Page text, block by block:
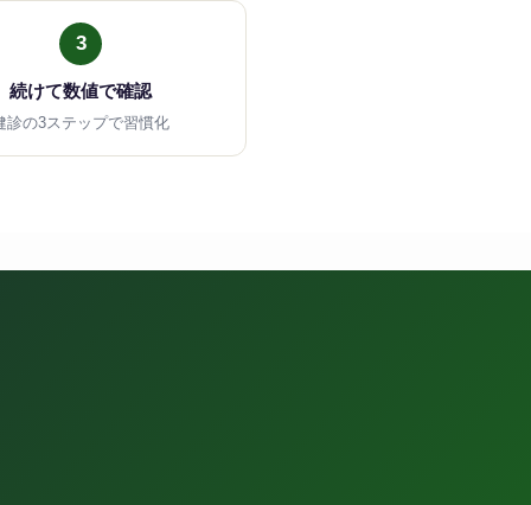
3
続けて数値で確認
診の3ステップで習慣化